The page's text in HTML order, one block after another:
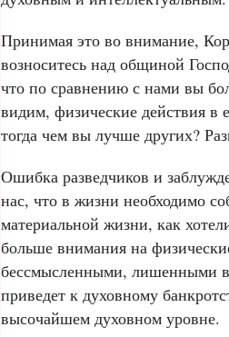
Принимая это во внимание,
возноситесь над общиной
что по сравнению с нами вы
видим, физические действия в
тогда чем вы лучше других?
Ошибка разведчиков и
нас, что в жизни необходимо
материальной жизни, как
больше внимания на
бессмысленными, лишенными
приведет к духовному
высочайшем духовном уровне.